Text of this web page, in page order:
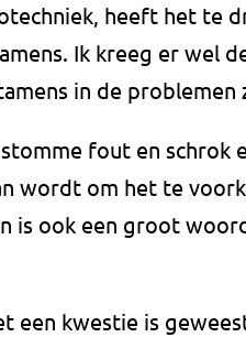
heeft het te
Ik kreeg er wel
in de problemen
fout en schrok
wordt om het te
is ook een groot
een kwestie is